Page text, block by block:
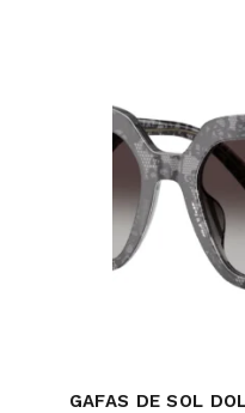
GAFAS DE SOL